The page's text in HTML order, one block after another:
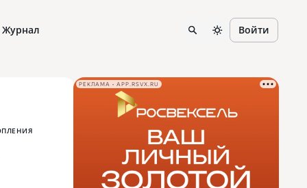
Журнал Войти
РЕКЛАМА • APP.RSVX.RU